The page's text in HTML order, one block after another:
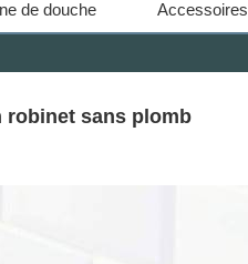
de douche Accessoires
robinet sans plomb